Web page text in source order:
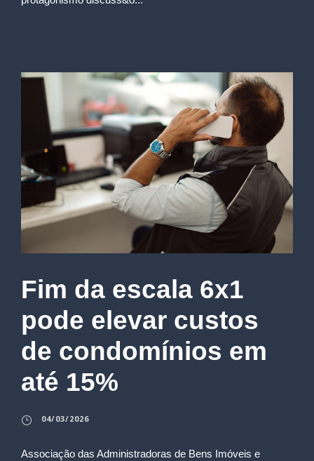
Fim da escala 6x1
pode elevar custos
de condomínios em
até 15%
04/03/2026
Associação das Administradoras de Bens Imóveis e